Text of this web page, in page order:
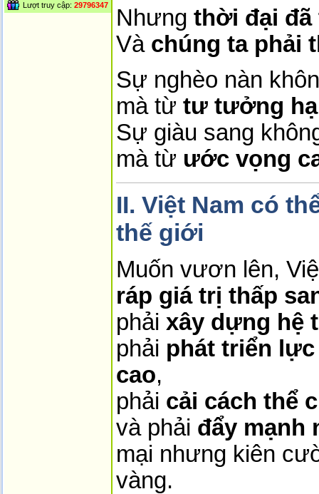
Lượt truy cập: 29796347
Nhưng thời đại đã
Và chúng ta phải
Sự nghèo nàn
mà từ tư tưởng
Sự giàu sang
mà từ ước vọng
II. Việt Nam có
thế giới
Muốn vươn lên,
ráp giá trị thấp
phải xây dựng hệ
phải phát triển
cao,
phải cải cách thể
và phải đẩy mạnh
mại nhưng kiên
vàng.